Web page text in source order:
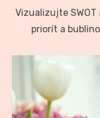
Vizualizujte
priorít a